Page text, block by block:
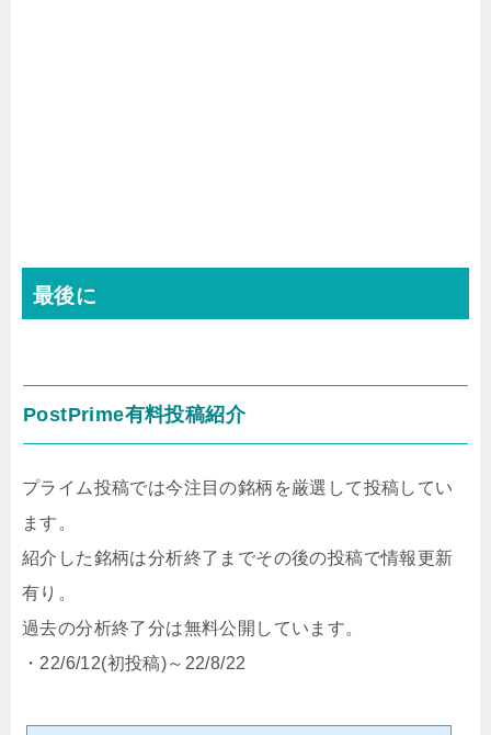
最後に
PostPrime有料投稿紹介
プライム投稿では今注目の銘柄を厳選して投稿してい
ます。
紹介した銘柄は分析終了までその後の投稿で情報更新
有り。
過去の分析終了分は無料公開しています。
・22/6/12(初投稿)～22/8/22